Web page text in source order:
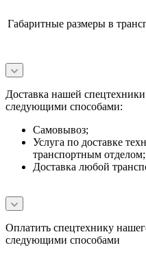
Габаритные размеры в
Доставка нашей
следующими способами:
Самовывоз;
Услуга по доставке
транспортным отделом;
Доставка любой
Оплатить спецтехнику
следующими способами